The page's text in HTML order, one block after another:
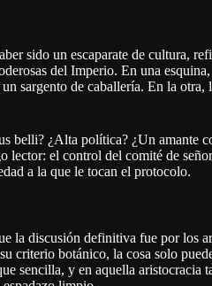
sido un escaparate de cultura,
del Imperio. En una
sargento de caballería. En la otra,
belli? ¿Alta política? ¿Un amante
lector: el control del comité de
a la que le tocan el protocolo.
la discusión definitiva fue por los
criterio botánico, la cosa solo
sencilla, y en aquella aristocracia